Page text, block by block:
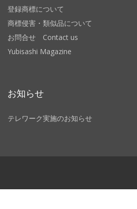
登録商標について
商標侵害・類似品について
お問合せ Contact us
Yubisashi Magazine
お知らせ
テレワーク実施のお知らせ